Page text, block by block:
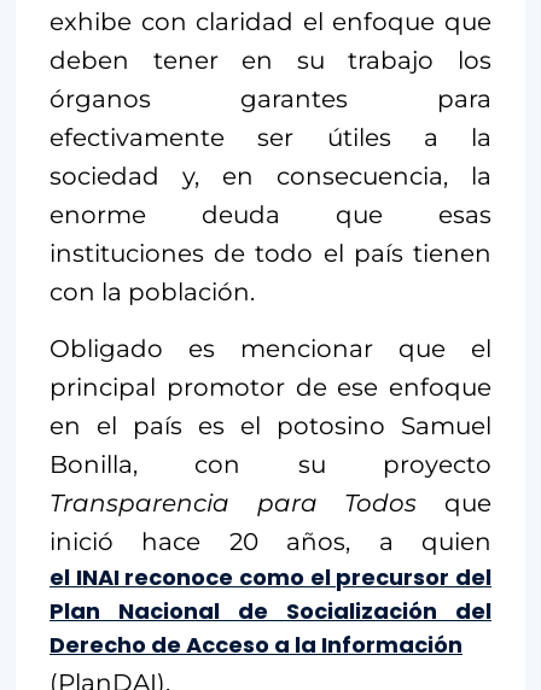
exhibe con claridad el enfoque que
deben tener en su trabajo los
órganos garantes para
efectivamente ser útiles a la
sociedad y, en consecuencia, la
enorme deuda que esas
instituciones de todo el país tienen
con la población.
Obligado es mencionar que el
principal promotor de ese enfoque
en el país es el potosino Samuel
Bonilla, con su proyecto
Transparencia para Todos que
inició hace 20 años, a quien
el INAI reconoce como el precursor del
Plan Nacional de Socialización del
Derecho de Acceso a la Información
(PlanDAI).